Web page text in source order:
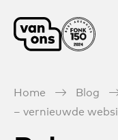
Home Blog
– vernieuwde